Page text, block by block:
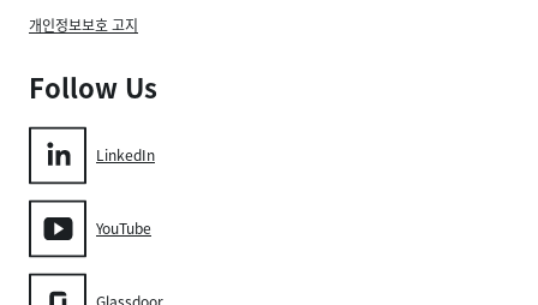
개인정보보호 고지
Follow Us
LinkedIn
YouTube